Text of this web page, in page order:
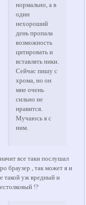
нормально, а в
один
нехороший
день пропала
возможность
цитировать и
вставлять ники.
Сейчас пишу с
хрома, но он
мне очень
сильно не
нравится.
Мучаюсь я с
ним.
все таки послушал
браузер , так может я и
такой уж вредный и
!?